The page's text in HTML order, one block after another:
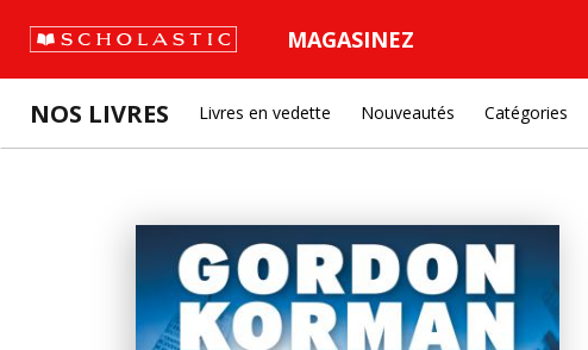
MAGASINEZ
NOS LIVRES Livres en vedette Nouveautés Catégories